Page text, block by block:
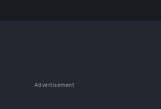
Advertisement